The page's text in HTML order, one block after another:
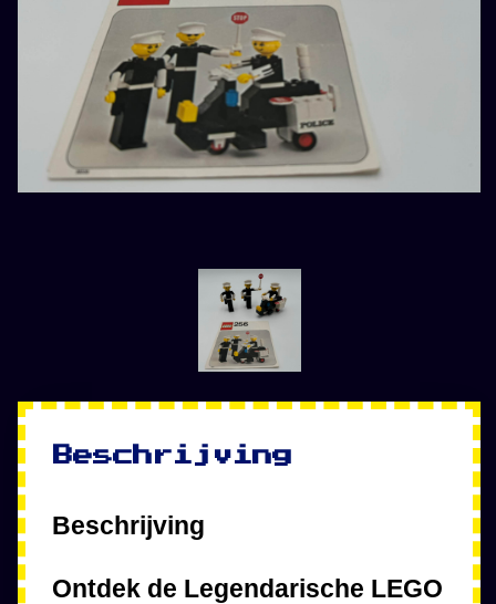
Beschrijving
Beschrijving
Ontdek de Legendarische LEGO